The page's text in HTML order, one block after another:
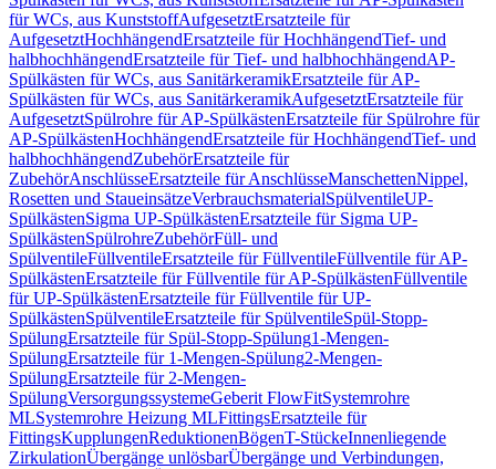
für WCs, aus KunststoffAufgesetztErsatzteile für
AufgesetztHochhängendErsatzteile für HochhängendTief- und
halbhochhängendErsatzteile für Tief- und halbhochhängendAP-
Spülkästen für WCs, aus SanitärkeramikErsatzteile für AP-
Spülkästen für WCs, aus SanitärkeramikAufgesetztErsatzteile für
AufgesetztSpülrohre für AP-SpülkästenErsatzteile für Spülrohre für
AP-SpülkästenHochhängendErsatzteile für HochhängendTief- und
halbhochhängendZubehörErsatzteile für
ZubehörAnschlüsseErsatzteile für AnschlüsseManschettenNippel,
Rosetten und StaueinsätzeVerbrauchsmaterialSpülventileUP-
SpülkästenSigma UP-SpülkästenErsatzteile für Sigma UP-
SpülkästenSpülrohreZubehörFüll- und
SpülventileFüllventileErsatzteile für FüllventileFüllventile für AP-
SpülkästenErsatzteile für Füllventile für AP-SpülkästenFüllventile
für UP-SpülkästenErsatzteile für Füllventile für UP-
SpülkästenSpülventileErsatzteile für SpülventileSpül-Stopp-
SpülungErsatzteile für Spül-Stopp-Spülung1-Mengen-
SpülungErsatzteile für 1-Mengen-Spülung2-Mengen-
SpülungErsatzteile für 2-Mengen-
SpülungVersorgungssystemeGeberit FlowFitSystemrohre
MLSystemrohre Heizung MLFittingsErsatzteile für
FittingsKupplungenReduktionenBögenT-StückeInnenliegende
ZirkulationÜbergänge unlösbarÜbergänge und Verbindungen,